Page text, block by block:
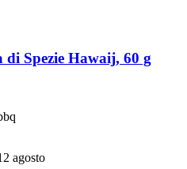
di Spezie Hawaij, 60 g
agosto